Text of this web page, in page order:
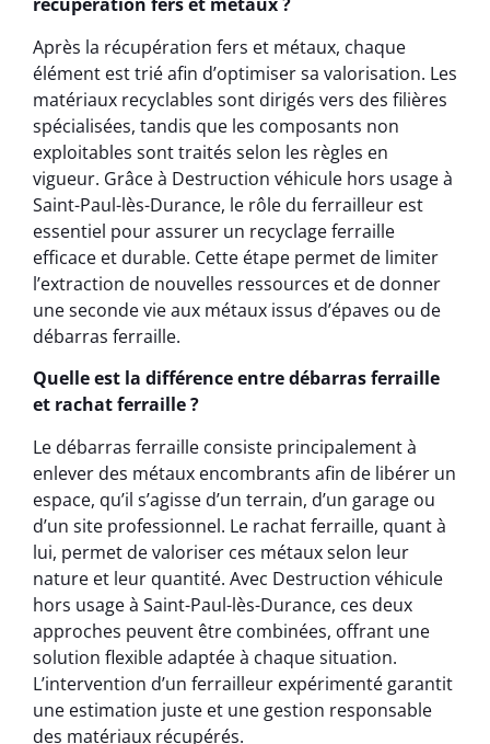
Après la récupération fers et métaux, chaque
élément est trié afin d’optimiser sa valorisation. Les
matériaux recyclables sont dirigés vers des filières
spécialisées, tandis que les composants non
exploitables sont traités selon les règles en
vigueur. Grâce à Destruction véhicule hors usage à
Saint-Paul-lès-Durance, le rôle du ferrailleur est
essentiel pour assurer un recyclage ferraille
efficace et durable. Cette étape permet de limiter
l’extraction de nouvelles ressources et de donner
une seconde vie aux métaux issus d’épaves ou de
débarras ferraille.
Quelle est la différence entre débarras ferraille
et rachat ferraille ?
Le débarras ferraille consiste principalement à
enlever des métaux encombrants afin de libérer un
espace, qu’il s’agisse d’un terrain, d’un garage ou
d’un site professionnel. Le rachat ferraille, quant à
lui, permet de valoriser ces métaux selon leur
nature et leur quantité. Avec Destruction véhicule
hors usage à Saint-Paul-lès-Durance, ces deux
approches peuvent être combinées, offrant une
solution flexible adaptée à chaque situation.
L’intervention d’un ferrailleur expérimenté garantit
une estimation juste et une gestion responsable
des matériaux récupérés.